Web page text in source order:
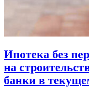
Ипотека без
на
банки в